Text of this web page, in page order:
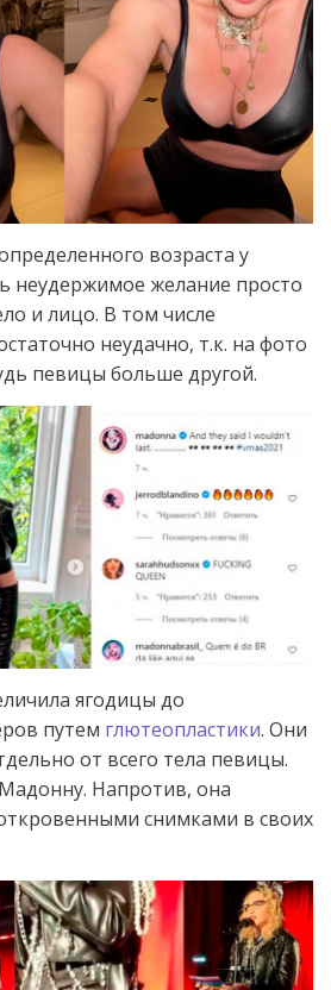
возраста у
неудержимое желание просто
и лицо. В том числе
неудачно, т.к. на фото
певицы больше другой.
ягодицы до
путем глютеопластики. Они
от всего тела певицы.
Напротив, она
снимками в своих